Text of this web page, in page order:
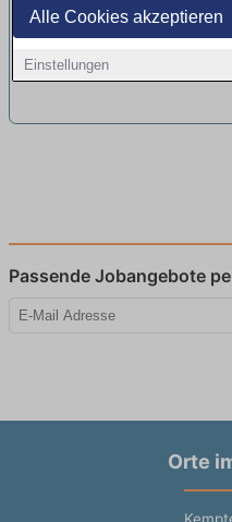
Alle Cookies akzeptieren
Einstellungen
Kauffrau
(m/w/d)
NEXPERTO
Passende Jobangebote
Orte